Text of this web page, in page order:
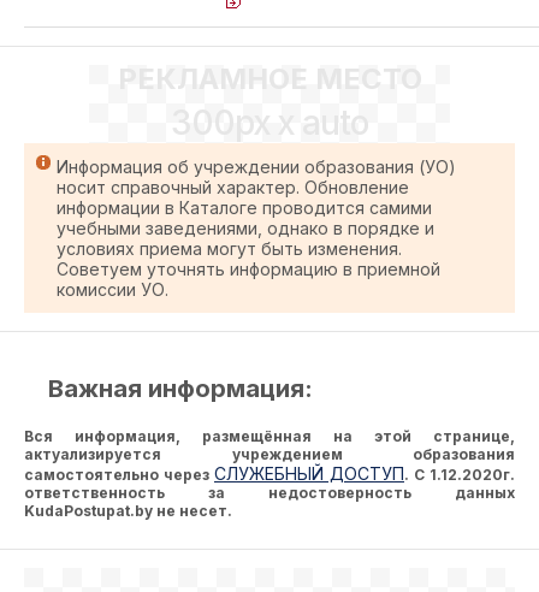
РЕКЛАМНОЕ МЕСТО
300px x auto
Информация об учреждении образования (УО)
носит справочный характер. Обновление
информации в Каталоге проводится самими
учебными заведениями, однако в порядке и
условиях приема могут быть изменения.
Советуем уточнять информацию в приемной
комиссии УО.
Важная информация:
Вся информация, размещённая на этой странице,
актуализируется учреждением образования
самостоятельно через СЛУЖЕБНЫЙ ДОСТУП. С 1.12.2020г.
ответственность за недостоверность данных
KudaPostupat.by не несет.